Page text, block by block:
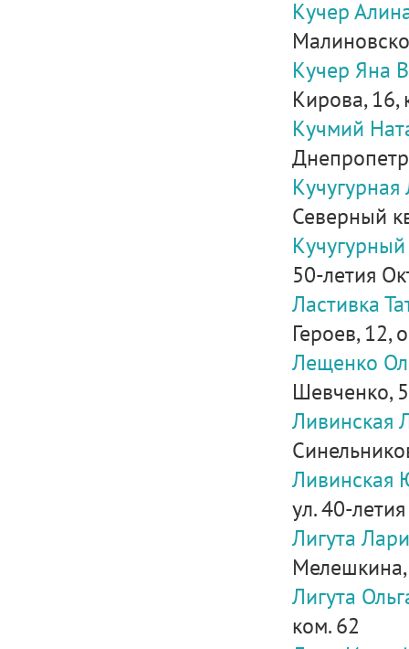
Кучер
Кучер Яна
Кирова, 16,
Кучмий
Северный
50-летия
Ластивка
Героев, 12,
Лещенко
Шевченко,
Ливинская
Ливинская
ул. 40-
Лигута
Лигута
ком. 62